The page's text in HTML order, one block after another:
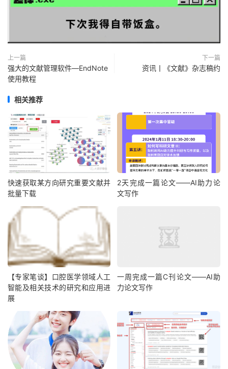
上一篇
强大的文献管理软件—EndNote
使用教程
下一篇
资讯丨《文献》杂志稿约
相关推荐
快速获取某方向研究重要文献并
批量下载
2天完成一篇论文——AI助力论
文写作
【专家笔谈】口腔医学领域人工
智能及相关技术的研究和应用进
展
一周完成一篇C刊论文——AI助
力论文写作